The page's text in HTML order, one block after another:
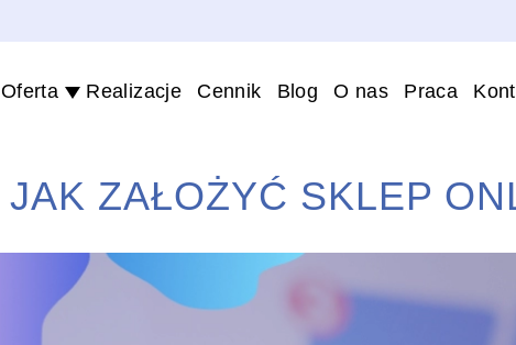
Oferta Realizacje Cennik Blog O nas Praca
JAK ZAŁOŻYĆ SKLEP